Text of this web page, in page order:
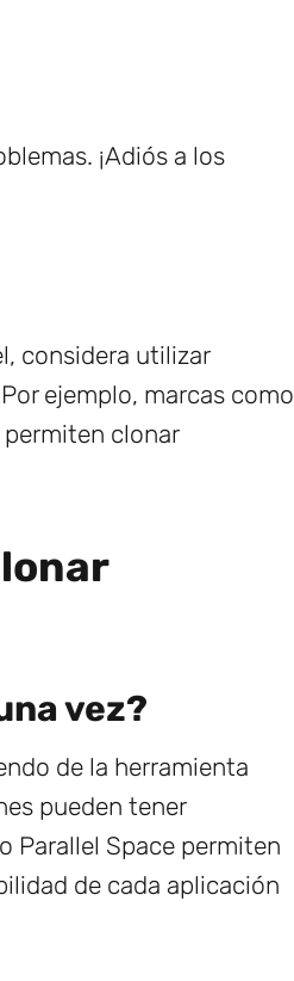
¡Adiós a los
considera utilizar
ejemplo, marcas como
clonar
vez?
de la herramienta
pueden tener
Parallel Space permiten
de cada aplicación